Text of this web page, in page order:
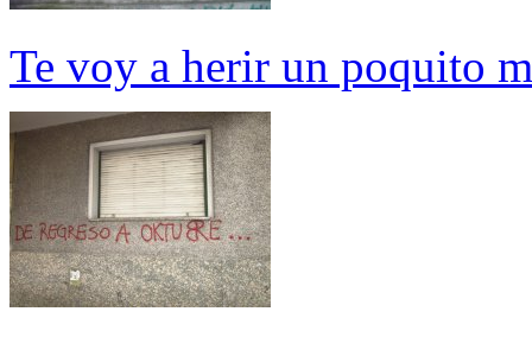
Te voy a herir un poquito